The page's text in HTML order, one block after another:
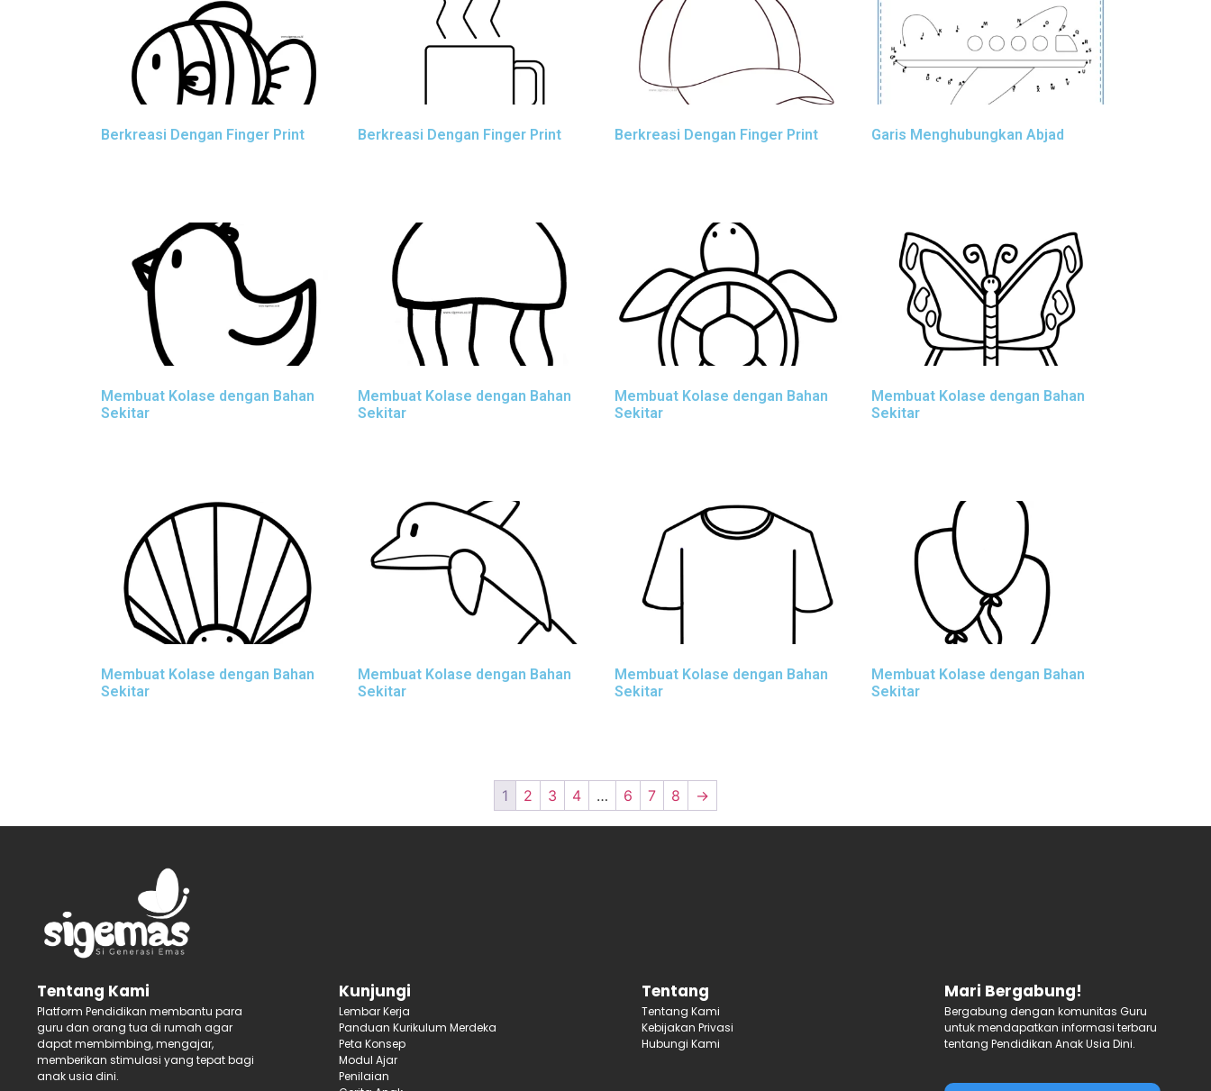
Berkreasi Dengan Finger Print Berkreasi Dengan Finger Print Berkreasi Dengan Finger Print Garis Menghubungkan Abjad
Membuat Kolase dengan Bahan
Sekitar
Membuat Kolase dengan Bahan
Sekitar
Membuat Kolase dengan Bahan
Sekitar
Membuat Kolase dengan Bahan
Sekitar
Membuat Kolase dengan Bahan
Sekitar
Membuat Kolase dengan Bahan
Sekitar
Membuat Kolase dengan Bahan
Sekitar
Membuat Kolase dengan Bahan
Sekitar
1 2 3 4 … 6 7 8 →
Tentang Kami
Platform Pendidikan membantu para
guru dan orang tua di rumah agar
dapat membimbing, mengajar,
memberikan stimulasi yang tepat bagi
anak usia dini.
Kunjungi
Lembar Kerja
Panduan Kurikulum Merdeka
Peta Konsep
Modul Ajar
Penilaian
Tentang
Tentang Kami
Kebijakan Privasi
Hubungi Kami
Mari Bergabung!
Bergabung dengan komunitas Guru
untuk mendapatkan informasi terbaru
tentang Pendidikan Anak Usia Dini.